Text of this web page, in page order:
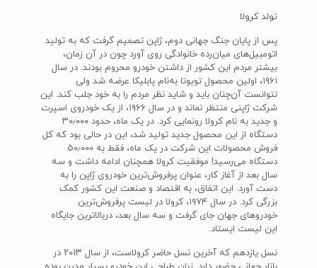
تولد کرولا
پس از پایان جنگ جهانی دوم، ژاپن تصمیم گرفت که به تولید
اتومبیل‌های میان‌رده خانوادگی روی آورد چون در آن زمان،
بیشتر مردم این کشور از داشتن خودرو محروم بودند. در سال
۱۹۶۱، اولین محصول تویوتا به‌نام پابلیکا عرضه شد ولی
نتوانست آن‌چنان باید و شاید نظر مردم را به خود جلب کند. این
شرکت ژاپنی منتظر نماند و در سال ۱۹۶۶، از یک خودروی اسپرت
و جدید به نام کرولا رونمایی کرد. در یک ماه، حدود ۳۰٫۰۰۰
دستگاه از این محصول جدید تولید شد، این در حالی بود که کل
فروش محصولات این شرکت در یک ماه، فقط به ۵۰٫۰۰۰
دستگاه می‌رسید! موفقیت کرولا همچنان ادامه داشت و سه
سال بعد از آغاز کار، عنوان پرفروش‌ترین خودروی ژاپن را به
دست آورد. این اتفاق، به اقتصاد و صنعت این کشور کمک
بزرگی کرد. در سال ۱۹۷۴، کرولا در لیست پرفروش‌ترین
خودروهای جهان جای گرفت و سه سال بعد، دربالاترین جایگاه
این لیست ایستاد.
نسل یازدهم که آخرین نسل حاضر کرولاست، از سال ۲۰۱۳ در